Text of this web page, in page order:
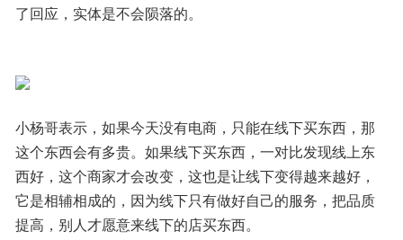
了回应，实体是不会陨落的。
小杨哥表示，如果今天没有电商，只能在线下买东西，那
这个东西会有多贵。如果线下买东西，一对比发现线上东
西好，这个商家才会改变，这也是让线下变得越来越好，
它是相辅相成的，因为线下只有做好自己的服务，把品质
提高，别人才愿意来线下的店买东西。